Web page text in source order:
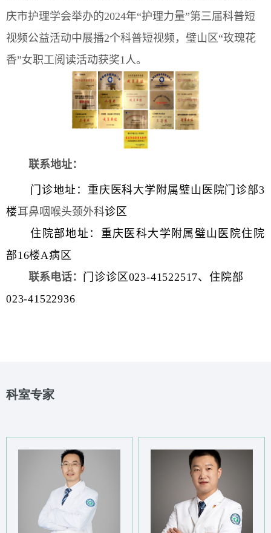
庆市护理学会举办的2024年“护理力量”第三届科普短
视频公益活动中展播2个科普短视频，璧山区“玫瑰花
香”女职工阅读活动获奖1人。
联系地址：
门诊地址：重庆医科大学附属璧山医院门诊部3
楼耳鼻咽喉头颈外科诊区
住院部地址：重庆医科大学附属璧山医院住院
部16楼A病区
联系电话： 门诊诊区023-41522517、住院部
023-41522936
科室专家